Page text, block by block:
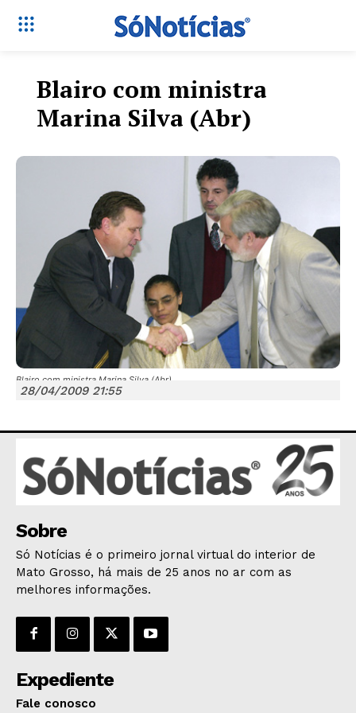
Só Notícias
JUNTE-SE NO WHATSAPP
HOME
POLÍTICA
POLÍCIA
ECONOMIA
OPINIÃO
GERAL
EDUCAÇÃO
Blairo com ministra
Marina Silva (Abr)
Blairo com ministra Marina Silva (Abr)
28/04/2009 21:55
Sobre
Só Notícias é o primeiro jornal virtual do interior de
Mato Grosso, há mais de 25 anos no ar com as
melhores informações.
Expediente
Fale conosco